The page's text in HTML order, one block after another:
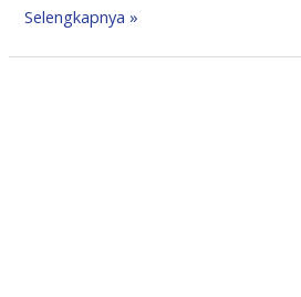
Selengkapnya »